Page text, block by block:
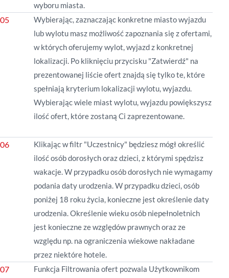
wyboru miasta.
Wybierając, zaznaczając konkretne miasto wyjazdu
lub wylotu masz możliwość zapoznania się z ofertami,
w których oferujemy wylot, wyjazd z konkretnej
lokalizacji. Po kliknięciu przycisku "Zatwierdź" na
prezentowanej liścieofert znajdą się tylko te, które
spełniają kryterium lokalizacji wylotu, wyjazdu.
Wybierając wiele miast wylotu, wyjazdu powiększysz
ilość ofert, które zostaną Ci zaprezentowane.
Klikając w filtr "Uczestnicy" będziesz mógł określić
ilość osób dorosłych oraz dzieci, z którymi spędzisz
wakacje. W przypadku osób dorosłych nie wymagamy
podania daty urodzenia. W przypadku dzieci, osób
poniżej 18 roku życia, konieczne jest określenie daty
urodzenia. Określenie wieku osób niepełnoletnich
jest konieczne ze względów prawnych oraz ze
względu np. na ograniczenia wiekowe nakładane
przez niektóre hotele.
Funkcja Filtrowania ofert pozwala Użytkownikom